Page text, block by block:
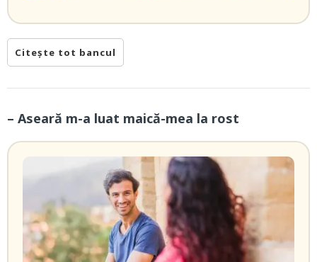
Citește tot bancul
– Aseară m-a luat maică-mea la rost